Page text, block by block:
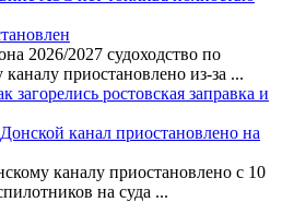
2026/2027 судоходство по
приостановлено из-за ...
загорелись ростовская заправка и
канал приостановлено на
каналу приостановлено с 10
на суда ...